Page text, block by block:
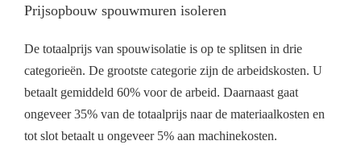
Prijsopbouw spouwmuren isoleren
De totaalprijs van spouwisolatie is op te splitsen in drie
categorieën. De grootste categorie zijn de arbeidskosten. U
betaalt gemiddeld 60% voor de arbeid. Daarnaast gaat
ongeveer 35% van de totaalprijs naar de materiaalkosten en
tot slot betaalt u ongeveer 5% aan machinekosten.